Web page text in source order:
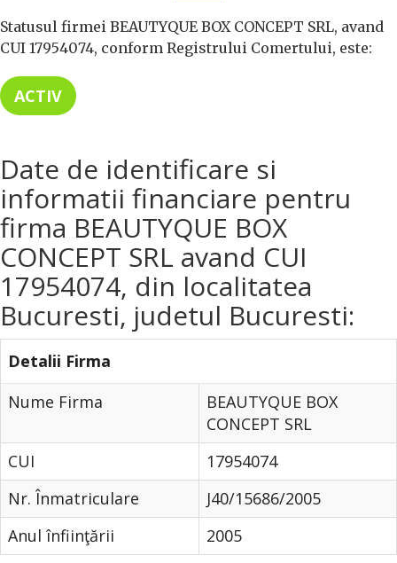
Statusul firmei BEAUTYQUE BOX CONCEPT SRL, avand
CUI 17954074, conform Registrului Comertului, este:
ACTIV
Date de identificare si
informatii financiare pentru
firma BEAUTYQUE BOX
CONCEPT SRL avand CUI
17954074, din localitatea
Bucuresti, judetul Bucuresti:
Detalii Firma
Nume Firma
BEAUTYQUE BOX
CONCEPT SRL
CUI
17954074
Nr. Înmatriculare
J40/15686/2005
Anul înfiinţării
2005